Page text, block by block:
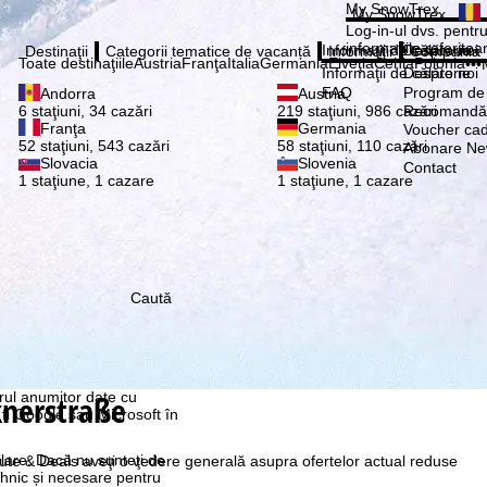
pe care noi, TravelTrex
folosind informații
recomandări
anumitor date cu
Google sau Microsoft în
Dacă nu sunteţi de
și necesare pentru
Abonează
My SnowTrex
My SnowTrex
Log-in-ul dvs.
informaţiile
Vă
Destinaţii
Toate destinaţiileAustriaFranţaItaliaGermaniaElveţiaCehiaPolonia•••
Andorra
6 staţiuni, 34 cazări
Austria
219 staţiuni, 986 cazări
Franţa
52 staţiuni, 543 cazări
Germania
58 staţiuni, 110 cazări
Slovacia
1 staţiune, 1 cazare
Slovenia
1 staţiune, 1 cazare
Categorii tematice de vacanță Informaţii
Informaţii de călătorie
Informaţii de călătorie
FAQ
Compania
Despre noi
Despre noi
Program
Voucher
Abonare
Contact
Caută
& Deals aveţi o vedere generală asupra ofertelor actual reduse